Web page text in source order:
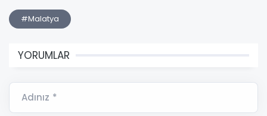
#Malatya
YORUMLAR
Adınız *